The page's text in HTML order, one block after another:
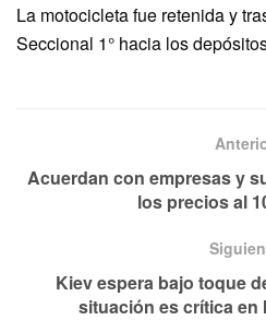
La motocicleta fue retenida y
Seccional 1° hacia los
Acuerdan con empresas y
los precios al
Kiev espera bajo toque
situación es crítica en